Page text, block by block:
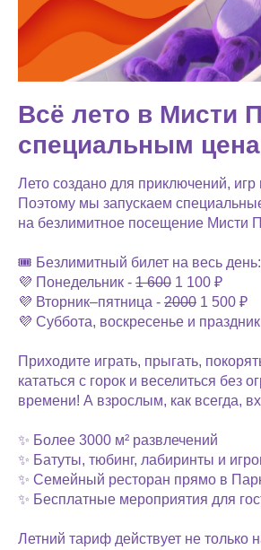
Всё лето в Мисти
специальным
Лето создано для приключений, игр
Поэтому мы запускаем
на безлимитное посещение Мисти
🎟 Безлимитный билет на весь день:
💜 Понедельник - 1 600 1 100 ₽
💜 Вторник–пятница - 2000 1 500 ₽
💜 Суббота, воскресенье и
Приходите играть, прыгать,
кататься с горок и веселиться без
времени! А взрослым, как всегда,
✨ Более 3000 м² развлечений
✨ Батуты, тюбинг, лабиринты и
✨ Семейный ресторан прямо в
✨ Бесплатные мероприятия для
Летний тариф действует не только